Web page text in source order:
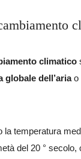
climatico
globale dell’ariao
la temperatura
del 20 ° secolo,